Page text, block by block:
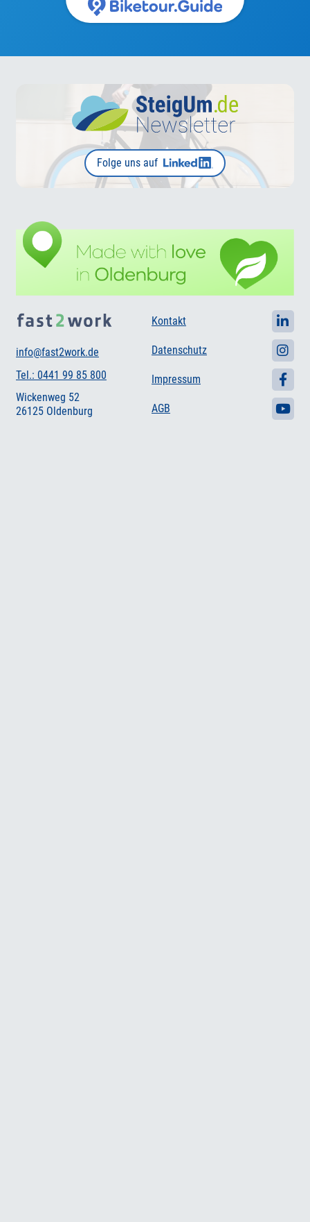
Folge uns auf
info@fast2work.de
Tel.: 0441 99 85 800
Wickenweg 52
26125 Oldenburg
Kontakt
Datenschutz
Impressum
AGB